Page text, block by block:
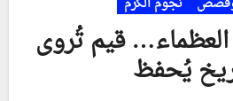
قيم تُروى
يُحفظ